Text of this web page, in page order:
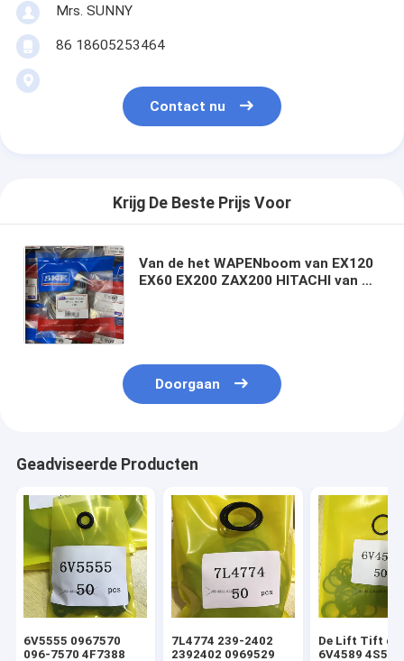
Mrs. SUNNY
86 18605253464
Contact nu
Krijg De Beste Prijs Voor
Van de het WAPENboom van EX120
EX60 EX200 ZAX200 HITACHI van de
Doorgaan
Geadviseerde Producten
6V5555 0967570
096-7570 4F7388
7L4774 239-2402
2392402 0969529
De Lift Tift die
6V4589